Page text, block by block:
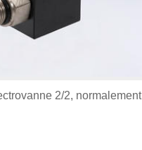
2/2, normalement